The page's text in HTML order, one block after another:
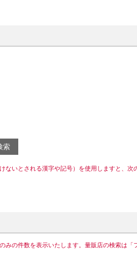
索
ないとされる漢字や記号）を使用しますと、次
みの件数を表示いたします。量販店の検索は「